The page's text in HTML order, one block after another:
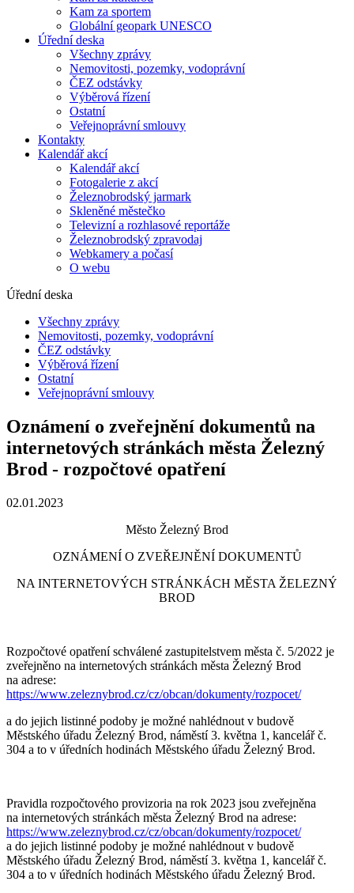
Kam za sportem
Globální geopark UNESCO
Úřední deska
Všechny zprávy
Nemovitosti, pozemky, vodoprávní
ČEZ odstávky
Výběrová řízení
Ostatní
Veřejnoprávní smlouvy
Kontakty
Kalendář akcí
Kalendář akcí
Fotogalerie z akcí
Železnobrodský jarmark
Skleněné městečko
Televizní a rozhlasové reportáže
Železnobrodský zpravodaj
Webkamery a počasí
O webu
Úřední deska
Všechny zprávy
Nemovitosti, pozemky, vodoprávní
ČEZ odstávky
Výběrová řízení
Ostatní
Veřejnoprávní smlouvy
Oznámení o zveřejnění dokumentů na
internetových stránkách města Železný
Brod - rozpočtové opatření
02.01.2023
Město Železný Brod
OZNÁMENÍ O ZVEŘEJNĚNÍ DOKUMENTŮ
NA INTERNETOVÝCH STRÁNKÁCH MĚSTA ŽELEZNÝ
BROD
Rozpočtové opatření schválené zastupitelstvem města č. 5/2022 je
zveřejněno na internetových stránkách města Železný Brod
na adrese:
https://www.zeleznybrod.cz/cz/obcan/dokumenty/rozpocet/
a do jejich listinné podoby je možné nahlédnout v budově
Městského úřadu Železný Brod, náměstí 3. května 1, kancelář č.
304 a to v úředních hodinách Městského úřadu Železný Brod.
Pravidla rozpočtového provizoria na rok 2023 jsou zveřejněna
na internetových stránkách města Železný Brod na adrese:
https://www.zeleznybrod.cz/cz/obcan/dokumenty/rozpocet/
a do jejich listinné podoby je možné nahlédnout v budově
Městského úřadu Železný Brod, náměstí 3. května 1, kancelář č.
304 a to v úředních hodinách Městského úřadu Železný Brod.